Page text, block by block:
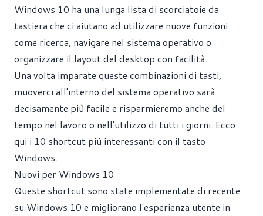
Windows 10 ha una lunga lista di scorciatoie da
tastiera che ci aiutano ad utilizzare nuove funzioni
come ricerca, navigare nel sistema operativo o
organizzare il layout del desktop con facilità.
Una volta imparate queste combinazioni di tasti,
muoverci all'interno del sistema operativo sarà
decisamente più facile e risparmieremo anche del
tempo nel lavoro o nell'utilizzo di tutti i giorni. Ecco
qui i 10 shortcut più interessanti con il tasto
Windows.
Nuovi per Windows 10
Queste shortcut sono state implementate di recente
su Windows 10 e migliorano l'esperienza utente in